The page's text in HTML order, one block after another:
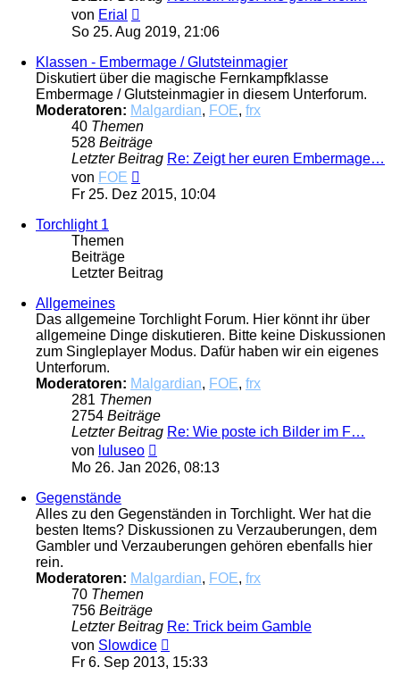
von Erial
Beitrag
So 25. Aug 2019, 21:06
Klassen - Embermage / Glutsteinmagier
Diskutiert über die magische Fernkampfklasse
Embermage / Glutsteinmagier in diesem Unterforum.
Moderatoren: Malgardian, FOE, frx
40 Themen
528 Beiträge
Letzter Beitrag Re: Zeigt her euren Embermage…
von FOE
Beitrag
Fr 25. Dez 2015, 10:04
Torchlight 1
Themen
Beiträge
Letzter Beitrag
Allgemeines
Das allgemeine Torchlight Forum. Hier könnt ihr über
allgemeine Dinge diskutieren. Bitte keine Diskussionen
zum Singleplayer Modus. Dafür haben wir ein eigenes
Unterforum.
Moderatoren: Malgardian, FOE, frx
281 Themen
2754 Beiträge
Letzter Beitrag Re: Wie poste ich Bilder im F…
von luluseo
Beitrag
Mo 26. Jan 2026, 08:13
Gegenstände
Alles zu den Gegenständen in Torchlight. Wer hat die
besten Items? Diskussionen zu Verzauberungen, dem
Gambler und Verzauberungen gehören ebenfalls hier
rein.
Moderatoren: Malgardian, FOE, frx
70 Themen
756 Beiträge
Letzter Beitrag Re: Trick beim Gamble
von Slowdice
Beitrag
Fr 6. Sep 2013, 15:33